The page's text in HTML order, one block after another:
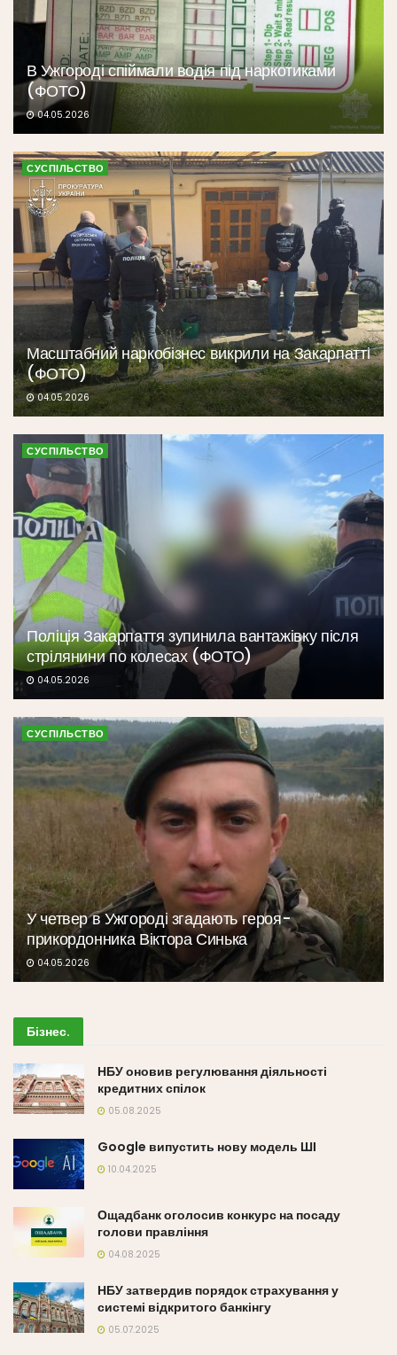
В Ужгороді спіймали водія під наркотиками
(ФОТО)
04.05.2026
СУСПІЛЬСТВО
Масштабний наркобізнес викрили на Закарпатті
(ФОТО)
04.05.2026
СУСПІЛЬСТВО
Поліція Закарпаття зупинила вантажівку після
стрілянини по колесах (ФОТО)
04.05.2026
СУСПІЛЬСТВО
У четвер в Ужгороді згадають героя-
прикордонника Віктора Синька
04.05.2026
Бізнес.
НБУ оновив регулювання діяльності
кредитних спілок
05.08.2025
Google випустить нову модель ШІ
10.04.2025
Ощадбанк оголосив конкурс на посаду
голови правління
04.08.2025
НБУ затвердив порядок страхування у
системі відкритого банкінгу
05.07.2025